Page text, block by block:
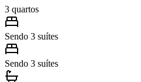
3 quartos
Sendo 3 suítes
Sendo 3 suítes